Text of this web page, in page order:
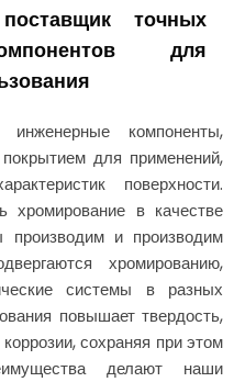
точных
для
компоненты,
для применений,
поверхности.
хромирование в качестве
производим и производим
хромированию,
системы в разных
повышает твердость,
сохраняя при этом
делают наши